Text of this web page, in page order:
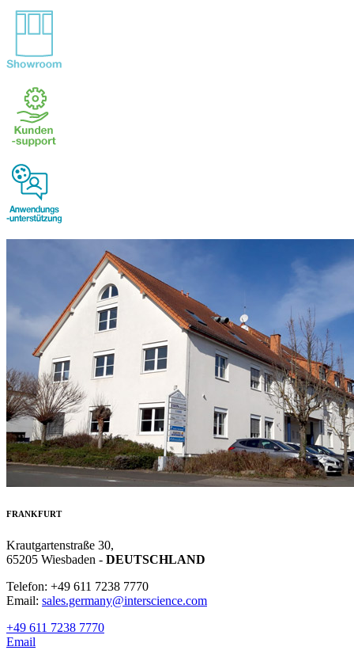
FRANKFURT
Krautgartenstraße 30,
65205 Wiesbaden - DEUTSCHLAND
Telefon: +49 611 7238 7770
Email: sales.germany@interscience.com
+49 611 7238 7770
Email